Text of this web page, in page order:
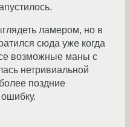
ламером, но в
сюда уже когда
возможные маны с
нетривиальной
поздние